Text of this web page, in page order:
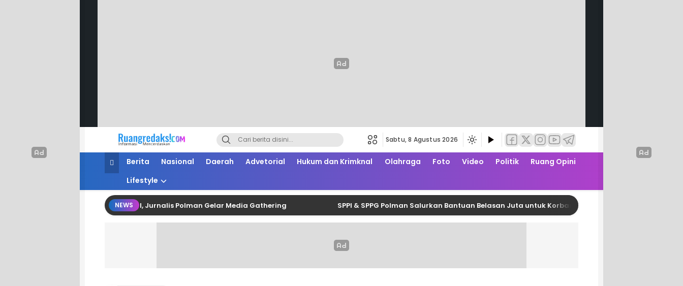
Ruang Redaksi
Informasi Mencerdaskan
Sabtu, 8 Agustus 2026
Berita Nasional Daerah Advetorial Hukum dan Krimknal Olahraga Foto Video Politik
Ruang Opini
Lifestyle
NEWS
dan Fungsi Kontrol, Jurnalis Polman Gelar Media Gathering SPPI & SPPG Polman Salurkan Bantuan Belasan Juta untuk Korban Kebakaran di Limboro